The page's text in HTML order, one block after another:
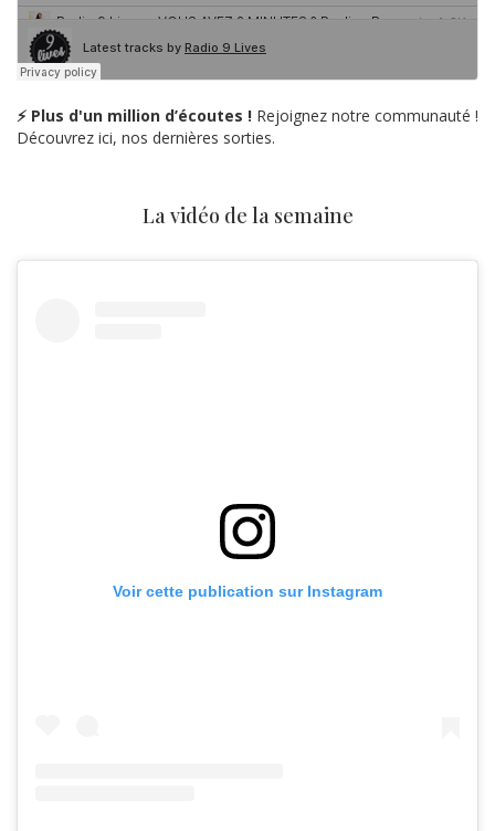
⚡ Plus d'un million d’écoutes ! Rejoignez notre communauté !
Découvrez ici, nos dernières sorties.
La vidéo de la semaine
Voir cette publication sur Instagram